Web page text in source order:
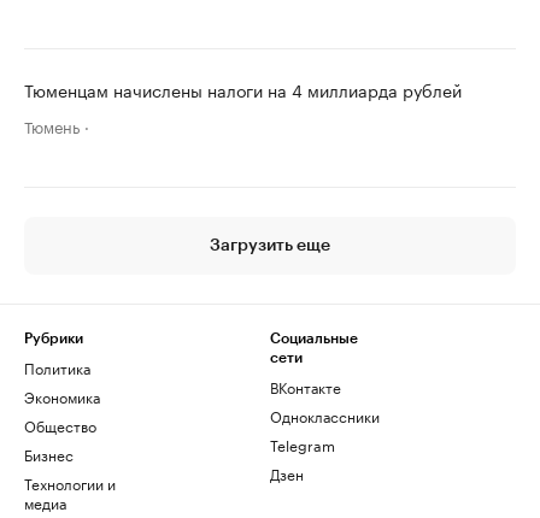
Тюменцам начислены налоги на 4 миллиарда рублей
Тюмень
Загрузить еще
Рубрики
Политика
Экономика
Общество
Бизнес
Технологии и
медиа
Социальные
сети
ВКонтакте
Одноклассники
Telegram
Дзен